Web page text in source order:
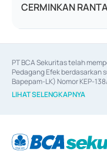
CERMINKAN
PT BCA Sekuritas telah
Pedagang Efek berdasarkan
Bapepam-LK) Nomor KEP-
06/D.04/2014 tanggal 28
Efek berdasarkan surat
berdasarkan surat keputusan
67/PM.21/2017 tanggal 3
LIHAT SELENGKAPNYA